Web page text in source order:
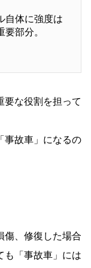
自体に強度は
部分。
要な役割を担って
事故車」になるの
傷、修復した場合
も「事故車」には